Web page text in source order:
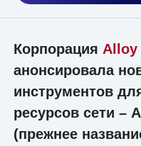
Корпорация Alloy
анонсировала
инструментов
ресурсов сети –
(прежнее